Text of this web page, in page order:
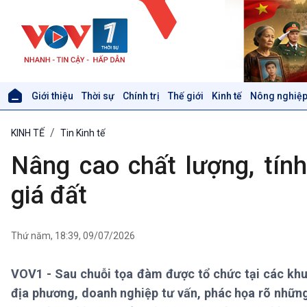
Giới thiệu Thời sự Chính trị Thế giới Kinh tế Nông
Thời sự 12h
Thời sự 18h
Xã hội
Tin Đời sống & Xã hội
Khoa học & Công nghệ
Tin Khoa học & Công nghệ
KINH TẾ Tin Kinh tế
Nâng cao chất lượng,
giá đất
Thứ năm, 18:39, 09/07/2026
VOV1 - Sau chuỗi tọa đàm được tổ chức tại các
địa phương, doanh nghiệp tư vấn, phác họa rõ